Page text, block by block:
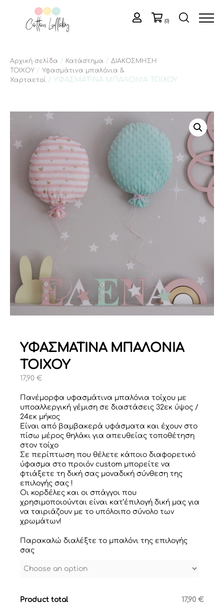
(0)
Αρχική σελίδα / Κατάστημα / ΔΙΑΚΟΣΜΗΣΗ
ΤΟΙΧΟΥ / Υφασμάτινα μπαλόνια &
Χαρταετοί / ΥΦΑΣΜΑΤΙΝΑ ΜΠΑΛΟΝΙΑ ΤΟΙΧΟΥ
ΥΦΑΣΜΑΤΙΝΑ ΜΠΑΛΟΝΙΑ
ΤΟΙΧΟΥ
17,90 €
Πανέμορφα υφασμάτινα μπαλόνια τοίχου με
υποαλλεργική γέμιση σε διαστάσεις 32εκ ύψος /
24εκ μήκος
Είναι από βαμβακερά υφάσματα και έχουν στο
πίσω μέρος θηλάκι για απευθείας τοποθέτηση
στον τοίχο
Σε περίπτωση που θέλετε κάποιο διαφορετικό
ύφασμα στο προιόν custom μπορείτε να
φτιάξετε τη δική σας μοναδική σύνθεση της
επιλογής σας !
Οι κορδέλες και οι σπάγγοι που
χρησιμοποιούνται είναι κατ’έπιλογή δική μας για
να ταιριάζουν με το υπόλοιπο σύνολο των
χρωμάτων!
Παρακαλώ διαλέξτε το μπαλόνι της επιλογής
σας
Product total 17,90 €